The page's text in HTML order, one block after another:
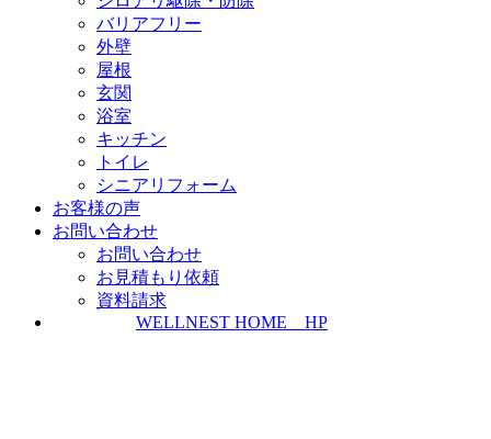
バリアフリー
外壁
屋根
玄関
浴室
キッチン
トイレ
シニアリフォーム
お客様の声
お問い合わせ
お問い合わせ
お見積もり依頼
資料請求
WELLNEST HOME HP